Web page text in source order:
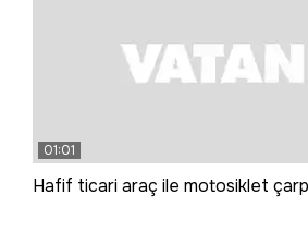
01:01
Hafif ticari araç ile motosiklet